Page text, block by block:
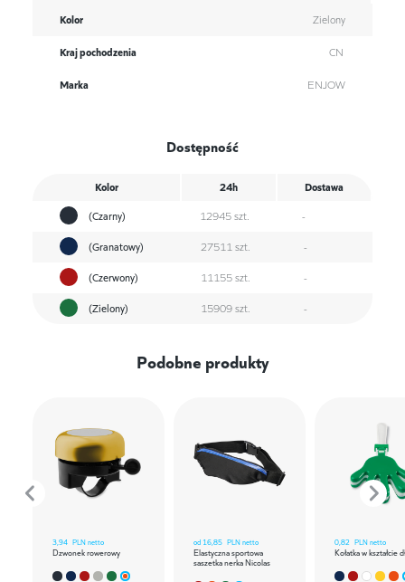
Kolor Zielony
Kraj pochodzenia CN
Marka ENJOW
Dostępność
Kolor 24h
Dostawa
(Czarny)
12945 szt.
-
(Granatowy)
27511 szt.
-
(Czerwony)
11155 szt.
-
(Zielony)
15909 szt. -
Podobne produkty
3,94 PLN netto
Dzwonek rowerowy
od 16,85 PLN netto
Elastyczna sportowa
saszetka nerka Nicolas
0,82 PLN netto
Kołatka w kształcie